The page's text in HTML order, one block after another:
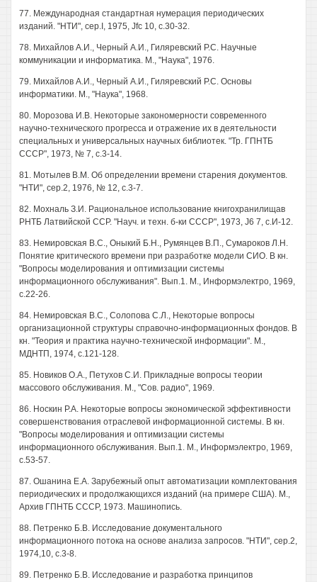
77. Международная стандартная нумерация периодических
изданий. "НТИ", cep.I, 1975, Jfc 10, с.30-32.
78. Михайлов А.И., Черный А.И., Гиляревский P.C. Научные
коммуникации и информатика. М., "Наука", 1976.
79. Михайлов А.И., Черный А.И., Гиляревский P.C. Основы
информатики. М., "Наука", 1968.
80. Морозова И.В. Некоторые закономерности современного
научно-технического прогресса и отражение их в деятельности
специальных и универсальных научных библиотек. "Тр. ГПНТБ
СССР", 1973, № 7, с.3-14.
81. Мотылев В.М. Об определении времени старения документов.
"НТИ", сер.2, 1976, № 12, с.3-7.
82. Мохналь З.И. Рациональное использование книгохранилищав
РНТБ Латвийской ССР. "Науч. и техн. б-ки СССР", 1973, J6 7, с.И-12.
83. Немировская B.C., Оныкий Б.Н., Румянцев В.П., Сумароков Л.Н.
Понятие критического времени при разработке модели СИО. В кн.
"Вопросы моделирования и оптимизации системы
информационного обслуживания". Вып.1. М., Информэлектро, 1969,
с.22-26.
84. Немировская B.C., Солопова С.Л., Некоторые вопросы
организационной структуры справочно-информационных фондов. В
кн. "Теория и практика научно-технической информации". М.,
МДНТП, 1974, с.121-128.
85. Новиков O.A., Петухов С.И. Прикладные вопросы теории
массового обслуживания. М., "Сов. радио", 1969.
86. Носкин P.A. Некоторые вопросы экономической эффективности
совершенствования отраслевой информационной системы. В кн.
"Вопросы моделирования и оптимизации системы
информационного обслуживания. Вып.1. М., Информэлектро, 1969,
с.53-57.
87. Ошанина Е.А. Зарубежный опыт автоматизации комплектования
периодических и продолжающихся изданий (на примере США). М.,
Архив ГПНТБ СССР, 1973. Машинопись.
88. Петренко Б.В. Исследование документального
информационного потока на основе анализа запросов. "НТИ", сер.2,
1974,10, с.3-8.
89. Петренко Б.В. Исследование и разработка принципов